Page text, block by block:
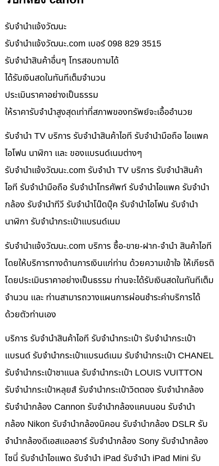
รับจํานําแจ้งวัฒนะ
รับจํานําแจ้งวัฒนะ.com เบอร์ 098 829 3515
รับจำนำสินค้าอื่นๆ โทรสอบถามได้
ได้รับเงินสดในทันทีเต็มจำนวน
ประเมินราคาอย่างเป็นธรรม
ให้ราคารับจำนำสูงสุดเท่าที่สภาพของทรัพย์จะเอื้ออำนวย
รับจำนำ TV บริการ รับจำนำสินค้าไอที รับจำนำมือถือ ไอแพค
ไอโฟน นาฬิกา และ ของแบรนด์เนมต่างๆ
รับจํานําแจ้งวัฒนะ.com รับจำนำ TV บริการ รับจำนำสินค้า
ไอที รับจำนำมือถือ รับจำนำโทรศัพท์ รับจำนำไอแพค รับจำนำ
กล้อง รับจำนำทีวี รับจำนำโน๊ดบุ๊ค รับจำนำไอโฟน รับจำนำ
นาฬิกา รับจำนำกระเป๋าแบรนด์เนม
รับจํานําแจ้งวัฒนะ.com บริการ ซื้อ-ขาย-ฝาก-จำนำ สินค้าไอที
โดยให้บริการทางด้านการเงินแก่ท่าน ด้วยความเข้าใจ ให้เกียรติ
โดยประเมินราคาอย่างเป็นธรรม ท่านจะได้รับเงินสดในทันทีเต็ม
จำนวน และ ท่านสามารถวางแผนการผ่อนชำระค่าบริการได้
ด้วยตัวท่านเอง
บริการ รับจำนำสินค้าไอที รับจำนำกระเป๋า รับจำนำกระเป๋า
แบรนด์ รับจำนำกระเป๋าแบรนด์เนม รับจำนำกระเป๋า CHANEL
รับจำนำกระเป๋าชาแนล รับจำนำกระเป๋า LOUIS VUITTON
รับจำนำกระเป๋าหลุยส์ รับจำนำกระเป๋าวิตตอง รับจำนำกล้อง
รับจำนำกล้อง Cannon รับจำนำกล้องแคนนอน รับจำนำ
กล้อง Nikon รับจำนำกล้องนิคอน รับจำนำกล้อง DSLR รับ
จำนำกล้องดีเอสแอลอาร์ รับจำนำกล้อง Sony รับจำนำกล้อง
โซนี่ รับจำนำไอแพด รับจำนำ iPad รับจำนำ iPad Mini รับ